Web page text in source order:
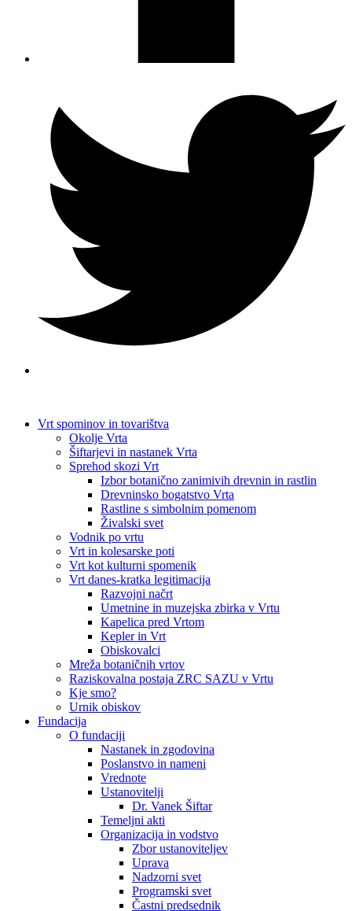
Vrt spominov in tovarištva
Okolje Vrta
Šiftarjevi in nastanek Vrta
Sprehod skozi Vrt
Izbor botanično zanimivih drevnin in rastlin
Drevninsko bogatstvo Vrta
Rastline s simbolnim pomenom
Živalski svet
Vodnik po vrtu
Vrt in kolesarske poti
Vrt kot kulturni spomenik
Vrt danes-kratka legitimacija
Razvojni načrt
Umetnine in muzejska zbirka v Vrtu
Kapelica pred Vrtom
Kepler in Vrt
Obiskovalci
Mreža botaničnih vrtov
Raziskovalna postaja ZRC SAZU v Vrtu
Kje smo?
Urnik obiskov
Fundacija
O fundaciji
Nastanek in zgodovina
Poslanstvo in nameni
Vrednote
Ustanovitelji
Dr. Vanek Šiftar
Temeljni akti
Organizacija in vodstvo
Zbor ustanoviteljev
Uprava
Nadzorni svet
Programski svet
Častni predsednik